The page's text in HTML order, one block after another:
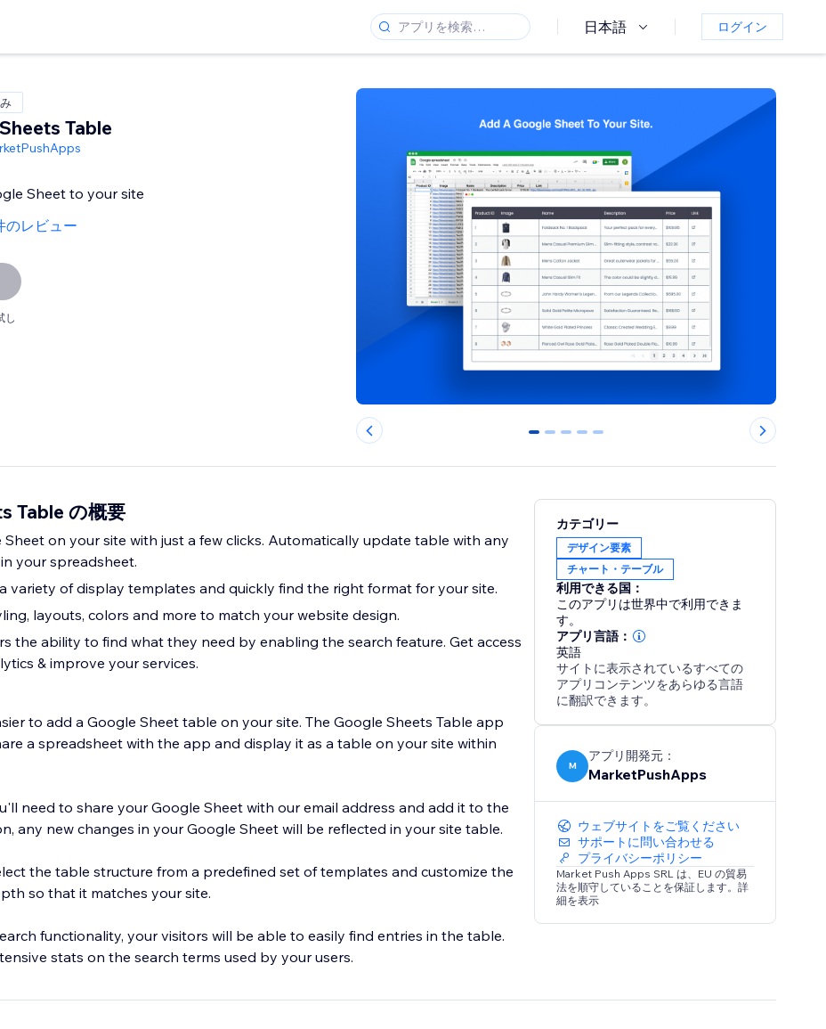
日本語 ログイン
Table
Sheet to your site
のレビュー
し
0 1 2 3 4
Table の概要
Sheet on your site with just a few clicks. Automatically update table with any
your spreadsheet.
variety of display templates and quickly find the right format for your site.
layouts, colors and more to match your website design.
the ability to find what they need by enabling the search feature. Get access
& improve your services.
to add a Google Sheet table on your site. The Google Sheets Table app
a spreadsheet with the app and display it as a table on your site within
need to share your Google Sheet with our email address and add it to the
any new changes in your Google Sheet will be reflected in your site table.
the table structure from a predefined set of templates and customize the
so that it matches your site.
functionality, your visitors will be able to easily find entries in the table.
stats on the search terms used by your users.
カテゴリー
デザイン要素
チャート・テーブル
利用できる国：
このアプリは世界中で利用できま
す。
アプリ言語：
英語
サイトに表示されているすべての
アプリコンテンツをあらゆる言語
に翻訳できます。
M
アプリ開発元：
MarketPushApps
ウェブサイトをご覧ください
サポートに問い合わせる
プライバシーポリシー
Market Push Apps SRL は、EU の貿易
法を順守していることを保証します。詳
細を表示